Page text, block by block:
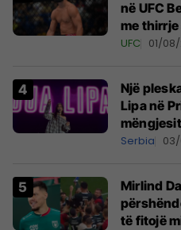
në UFC
me
tribunat
UFC 01/
Një
Lipa në
shpall
Serbia
Mirlind
të fitojë